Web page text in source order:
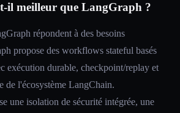
il meilleur que LangGraph ?
répondent à des besoins
propose des workflows stateful basés
exécution durable, checkpoint/replay et
de l'écosystème LangChain.
une isolation de sécurité intégrée, une